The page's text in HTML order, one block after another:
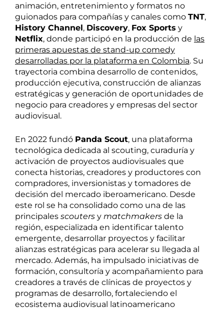
animación, entretenimiento y formatos no
guionados para compañías y canales como TNT,
History Channel, Discovery, Fox Sports y
Netflix, donde participó en la producción de las
primeras apuestas de stand-up comedy
desarrolladas por la plataforma en Colombia. Su
trayectoria combina desarrollo de contenidos,
producción ejecutiva, construcción de alianzas
estratégicas y generación de oportunidades de
negocio para creadores y empresas del sector
audiovisual.
En 2022 fundó Panda Scout, una plataforma
tecnológica dedicada al scouting, curaduría y
activación de proyectos audiovisuales que
conecta historias, creadores y productores con
compradores, inversionistas y tomadores de
decisión del mercado iberoamericano. Desde
este rol se ha consolidado como una de las
principales scouters y matchmakers de la
región, especializada en identificar talento
emergente, desarrollar proyectos y facilitar
alianzas estratégicas para acelerar su llegada al
mercado. Además, ha impulsado iniciativas de
formación, consultoría y acompañamiento para
creadores a través de clínicas de proyectos y
programas de desarrollo, fortaleciendo el
ecosistema audiovisual latinoamericano